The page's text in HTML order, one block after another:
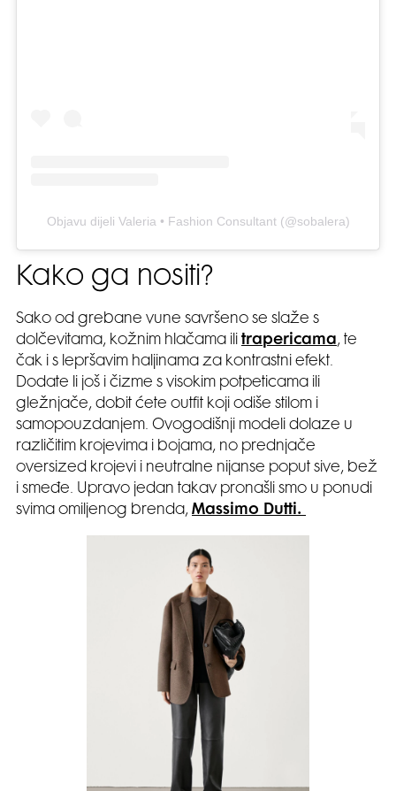
Objavu dijeli Valeria • Fashion Consultant (@sobalera)
Kako ga nositi?
Sako od grebane vune savršeno se slaže s
dolčevitama, kožnim hlačama ili trapericama, te
čak i s lepršavim haljinama za kontrastni efekt.
Dodate li još i čizme s visokim potpeticama ili
gležnjače, dobit ćete outfit koji odiše stilom i
samopouzdanjem. Ovogodišnji modeli dolaze u
različitim krojevima i bojama, no prednjače
oversized krojevi i neutralne nijanse poput sive, bež
i smeđe. Upravo jedan takav pronašli smo u ponudi
svima omiljenog brenda, Massimo Dutti.